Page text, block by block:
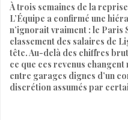
À trois semaines de la
L’Équipe a confirmé une
n’ignorait vraiment : le Paris
classement des salaires de
tête. Au-delà des chiffres
ce que ces revenus
entre garages dignes d’un
discrétion assumés par